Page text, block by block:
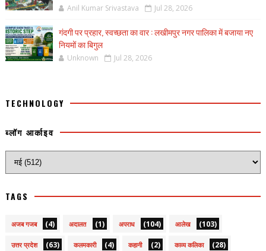
Anil Kumar Srivastava Jul 28, 2026
गंदगी पर प्रहार, स्वच्छता का वार : लखीमपुर नगर पालिका में बजाया नए
नियमों का बिगुल
Unknown Jul 28, 2026
TECHNOLOGY
ब्लॉग आर्काइव
TAGS
अजब गजब (4) अदालत (1) अपराध (104) आलेख (103)
उत्तर प्रदेश (63) कलमकारी (4) कहानी (2) काव्य कलिका (28)